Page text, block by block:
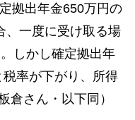
拠出年金650万円の
、一度に受け取る場
しかし確定拠出年
率が下がり、所得
倉さん・以下同）